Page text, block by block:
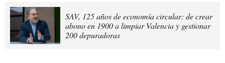
SAV, 125 años de economía circular: de crear
abono en 1900 a limpiar Valencia y gestionar
200 depuradoras